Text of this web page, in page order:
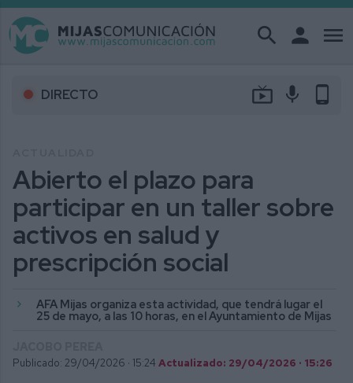
search person menu
DIRECTO live_tv mic phone_android
Abierto el plazo para
participar en un taller sobre
activos en salud y
prescripción social
AFA Mijas organiza esta actividad, que tendrá lugar el
25 de mayo, a las 10 horas, en el Ayuntamiento de Mijas
Publicado: 29/04/2026 · 15:24 Actualizado: 29/04/2026 · 15:26